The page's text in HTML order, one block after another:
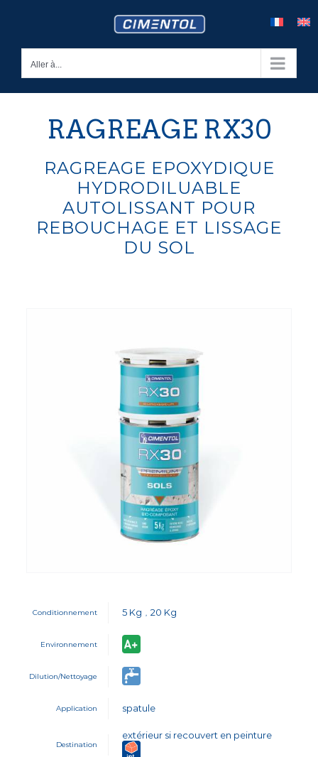
Aller à...
RAGREAGE RX30
RAGREAGE EPOXYDIQUE
HYDRODILUABLE
AUTOLISSANT POUR
REBOUCHAGE ET LISSAGE
DU SOL
Conditionnement 5 Kg , 20 Kg
Environnement
Dilution/Nettoyage
Application spatule
Destination
extérieur si recouvert en peinture